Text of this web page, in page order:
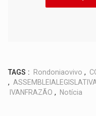
TAGS : Rondoniaovivo ,
,
IVANFRAZÃO , Notícia